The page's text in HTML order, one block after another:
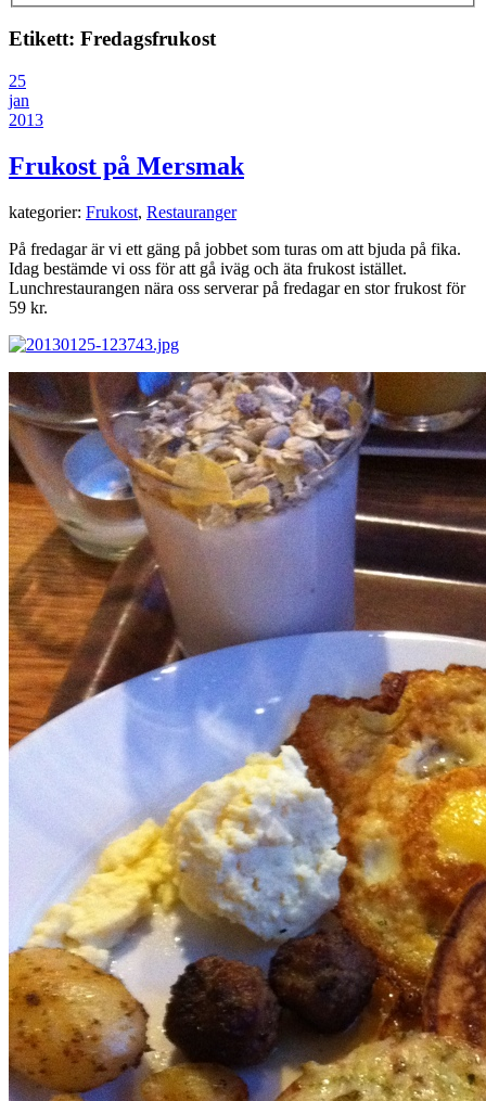
Etikett: Fredagsfrukost
25
jan
2013
Frukost på Mersmak
kategorier: Frukost, Restauranger
På fredagar är vi ett gäng på jobbet som turas om att bjuda på fika.
Idag bestämde vi oss för att gå iväg och äta frukost istället.
Lunchrestaurangen nära oss serverar på fredagar en stor frukost för
59 kr.